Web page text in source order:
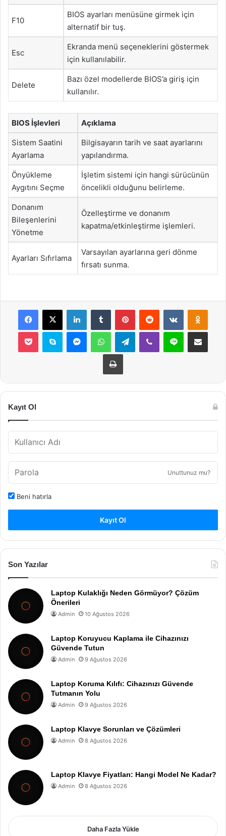
F10
BIOS ayarları menüsüne girmek için
alternatif bir tuş.
Esc
Ekranda menü seçeneklerini göstermek
için kullanılabilir.
Delete
Bazı özel modellerde BIOS’a giriş için
kullanılır.
BIOS İşlevleri Açıklama
Sistem Saatini
Ayarlama
Bilgisayarın tarih ve saat ayarlarını
yapılandırma.
Önyükleme
Aygıtını Seçme
İşletim sistemi için hangi sürücünün
öncelikli olduğunu belirleme.
Donanım
Bileşenlerini
Yönetme
Özelleştirme ve donanım
kapatma/etkinleştirme işlemleri.
Ayarları Sıfırlama
Varsayılan ayarlarına geri dönme
fırsatı sunma.
Facebook
X LinkedInTumblr PinterestReddit VKontakte
Pocket Skype MessengerWhatsAppTelegramViber Line E-Posta ile
Yazdır
Kayıt Ol
Unuttunuz mu?
Beni hatırla
Kayıt Ol
Son Yazılar
Laptop Kulaklığı Neden Görmüyor? Çözüm
Önerileri
Admin 10 Ağustos 2026
Laptop Koruyucu Kaplama ile Cihazınızı
Güvende Tutun
Admin 9 Ağustos 2026
Laptop Koruma Kılıfı: Cihazınızı Güvende
Tutmanın Yolu
Admin 9 Ağustos 2026
Laptop Klavye Sorunları ve Çözümleri
Admin 8 Ağustos 2026
Laptop Klavye Fiyatları: Hangi Model Ne Kadar?
Admin 8 Ağustos 2026
Daha Fazla Yükle